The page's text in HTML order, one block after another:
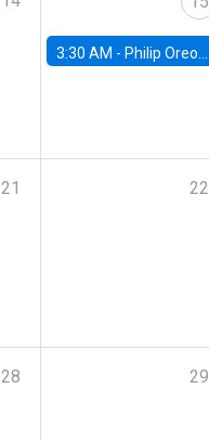
3:30 AM - Philip Oreopolous, University of Toronto
21 22
28 29